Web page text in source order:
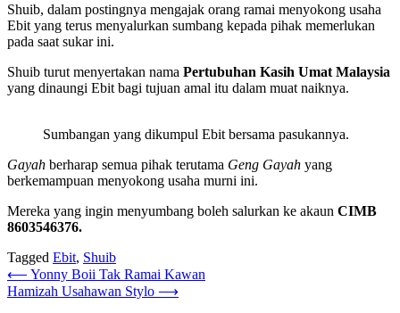
Shuib, dalam postingnya mengajak orang ramai menyokong usaha
Ebit yang terus menyalurkan sumbang kepada pihak memerlukan
pada saat sukar ini.
Shuib turut menyertakan nama Pertubuhan Kasih Umat Malaysia
yang dinaungi Ebit bagi tujuan amal itu dalam muat naiknya.
Sumbangan yang dikumpul Ebit bersama pasukannya.
Gayah berharap semua pihak terutama Geng Gayah yang
berkemampuan menyokong usaha murni ini.
Mereka yang ingin menyumbang boleh salurkan ke akaun CIMB
8603546376.
Tagged Ebit, Shuib
Post
navigation
⟵ Yonny Boii Tak Ramai Kawan
Hamizah Usahawan Stylo ⟶